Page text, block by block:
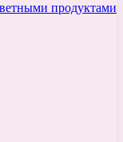
продуктами